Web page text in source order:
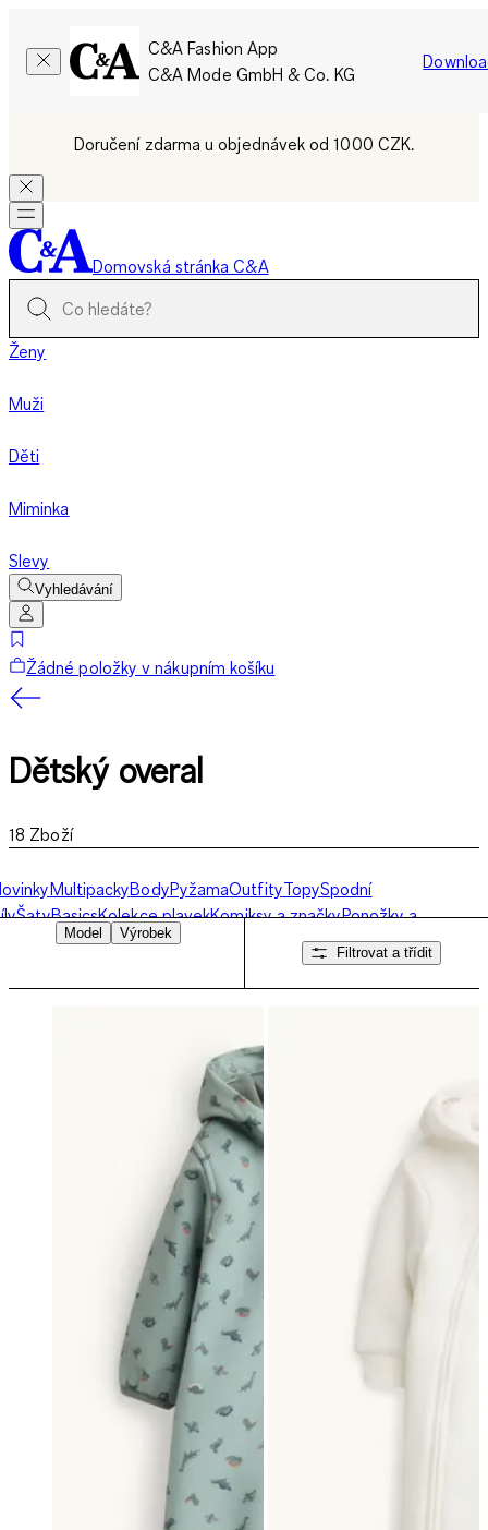
C&A Fashion App
C&A Mode GmbH & Co. KG
Doručení zdarma u objednávek od 1000 CZK.
Domovská stránka C&A
Ženy
Muži
Děti
Miminka
Slevy
Vyhledávání
Žádné položky v nákupním košíku
Dětský overal
18 Zboží
MultipackyBodyPyžamaOutfityTopySpodní
ŠatyBasicsKolekce plavekKomiksy a značkyPonožky a
SpacákyBundy
Slavnostní oblečení pro
Model
Výrobek
Filtrovat a třídit